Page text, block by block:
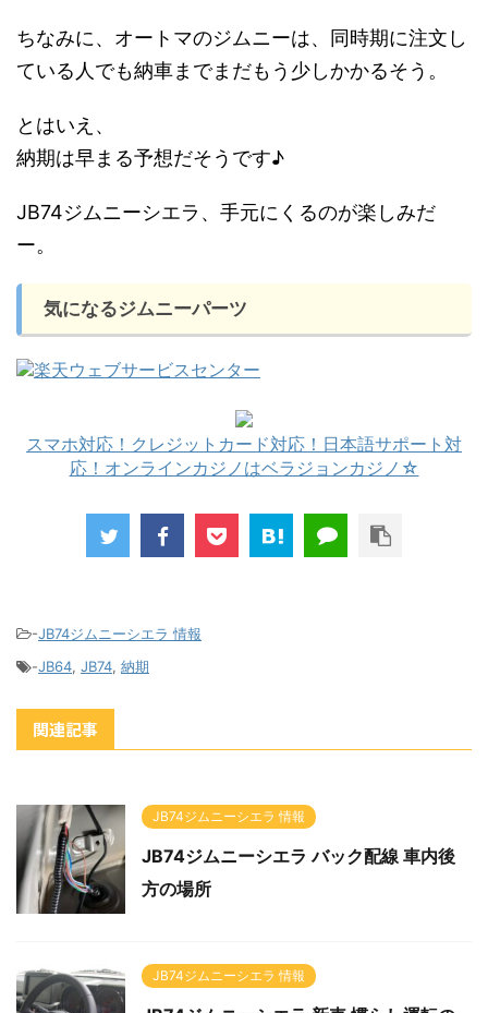
ちなみに、オートマのジムニーは、同時期に注文し
ている人でも納車までまだもう少しかかるそう。
とはいえ、
納期は早まる予想だそうです♪
JB74ジムニーシエラ、手元にくるのが楽しみだ
ー。
気になるジムニーパーツ
スマホ対応！クレジットカード対応！日本語サポート対
応！オンラインカジノはベラジョンカジノ☆
-JB74ジムニーシエラ 情報
-JB64, JB74, 納期
関連記事
JB74ジムニーシエラ 情報
JB74ジムニーシエラ バック配線 車内後
方の場所
JB74ジムニーシエラ 情報